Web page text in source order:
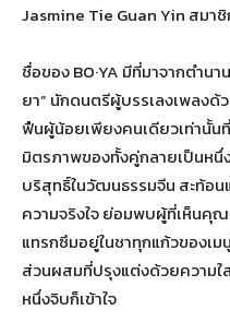
Jasmine Tie Guan Yin สมา
ชื่อของ BO·YA มีที่มาจากตำน
ยา” นักดนตรีผู้บรรเลงเพลงด้
ฟืนผู้น้อยเพียงคนเดียวเท่านั้น
มิตรภาพของทั้งคู่กลายเป็นห
บริสุทธิ์ในวัฒนธรรมจีน สะท้อ
ความจริงใจ ย่อมพบผู้ที่เห็นคุ
แทรกซึมอยู่ในชาทุกแก้วของเม
ส่วนผสมที่ปรุงแต่งด้วยความใ
หนึ่งจิบก็เข้าใจ